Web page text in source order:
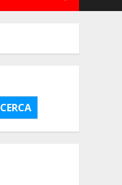
CERCA